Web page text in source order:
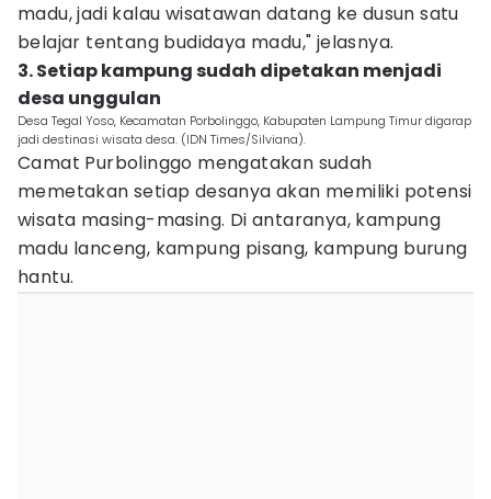
madu, jadi kalau wisatawan datang ke dusun satu
belajar tentang budidaya madu," jelasnya.
3. Setiap kampung sudah dipetakan menjadi
desa unggulan
Desa Tegal Yoso, Kecamatan Porbolinggo, Kabupaten Lampung Timur digarap
jadi destinasi wisata desa. (IDN Times/Silviana).
Camat Purbolinggo mengatakan sudah
memetakan setiap desanya akan memiliki potensi
wisata masing-masing. Di antaranya, kampung
madu lanceng, kampung pisang, kampung burung
hantu.